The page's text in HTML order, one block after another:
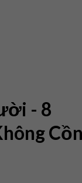
- 8